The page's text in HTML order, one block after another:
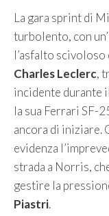
La gara sprint di
turbolento, con
l’asfalto
Charles Leclerc,
incidente durante
la sua Ferrari SF-
ancora di iniziare.
evidenza
strada a Norris,
gestire la
Piastri.